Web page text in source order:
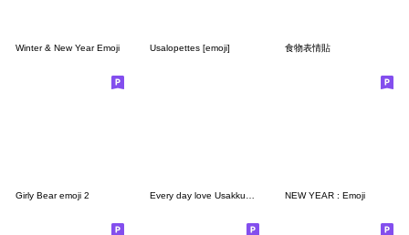
Winter & New Year Emoji Usalopettes [emoji] 食物表情貼
Girly Bear emoji 2 NEW YEAR : Emoji